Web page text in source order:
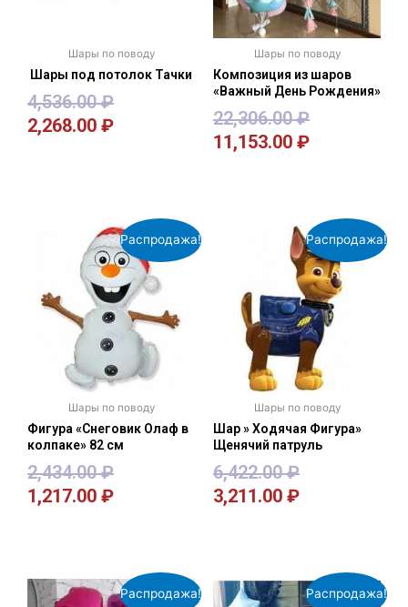
Шары по поводу
Шары под потолок Тачки
4,536.00₽
2,268.00 ₽
Шары по поводу
Композиция из шаров
«Важный День Рождения»
22,306.00₽
11,153.00 ₽
Распродажа!
Шары по поводу
Фигура «Снеговик Олаф в
колпаке» 82 см
2,434.00₽
1,217.00 ₽
Распродажа!
Шары по поводу
Шар » Ходячая Фигура»
Щенячий патруль
6,422.00₽
3,211.00 ₽
Распродажа! Распродажа!